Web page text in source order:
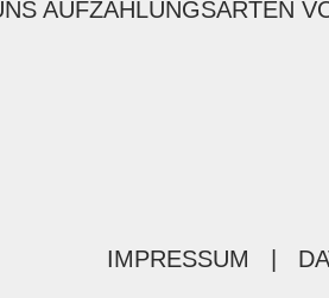
AUFZAHLUNGSARTEN
IMPRESSUM